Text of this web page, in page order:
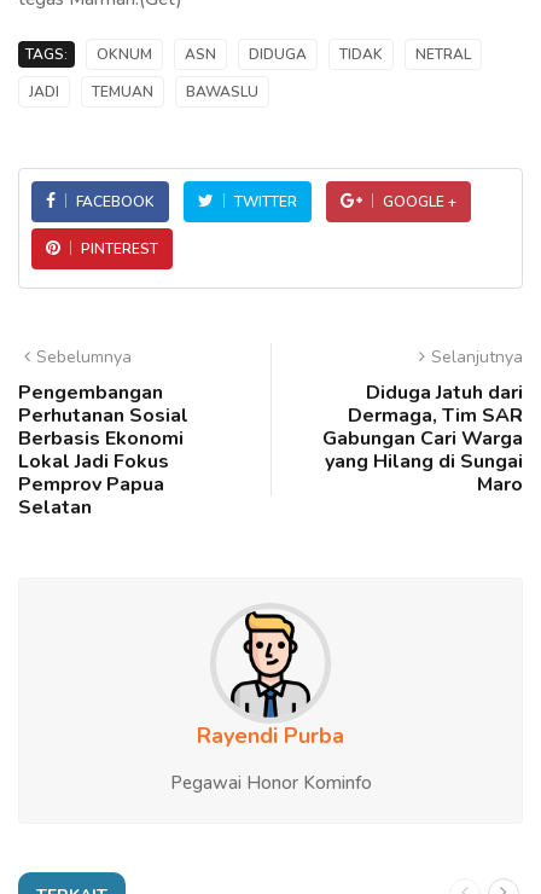
TAGS: OKNUM ASN DIDUGA TIDAK
NETRAL
JADI
TEMUAN BAWASLU
FACEBOOK TWITTER GOOGLE +
PINTEREST
Sebelumnya
Pengembangan
Perhutanan Sosial
Berbasis Ekonomi
Lokal Jadi Fokus
Pemprov Papua
Selatan
Selanjutnya
Diduga Jatuh dari
Dermaga, Tim SAR
Gabungan Cari Warga
yang Hilang di Sungai
Maro
Rayendi Purba
Pegawai Honor Kominfo